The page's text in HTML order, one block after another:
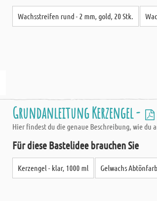
Wachsstreifen rund - 2 mm, gold, 20 Stk.
Grundanleitung Kerzengel -
Hier findest du die genaue Beschreibung, wie du
Für diese Bastelidee brauchen Sie
Kerzengel - klar, 1000 ml Gelwachs